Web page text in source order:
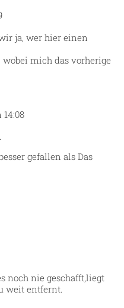
ja, wer hier einen
wobei mich das vorherige
gefallen als Das
noch nie geschafft,liegt
weit entfernt.